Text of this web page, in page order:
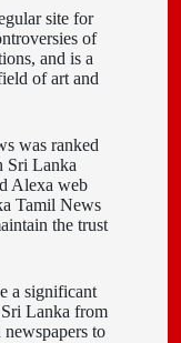
site for
of
and is a
of art and
was ranked
Sri Lanka
Alexa web
Tamil News
the trust
a significant
Lanka from
to